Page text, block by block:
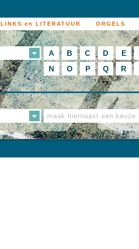
LINKS en LITERATUUR ORGELS
A B C D E
N
O P Q R